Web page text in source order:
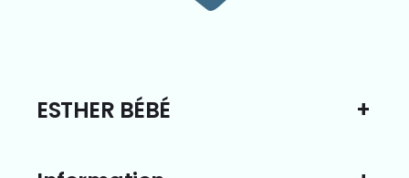
ESTHER BÉBÉ